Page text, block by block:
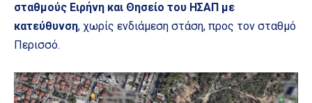
σταθμούς Ειρήνη και Θησείο του ΗΣΑΠ με
κατεύθυνση, χωρίς ενδιάμεση στάση, προς τον σταθμό
Περισσό.